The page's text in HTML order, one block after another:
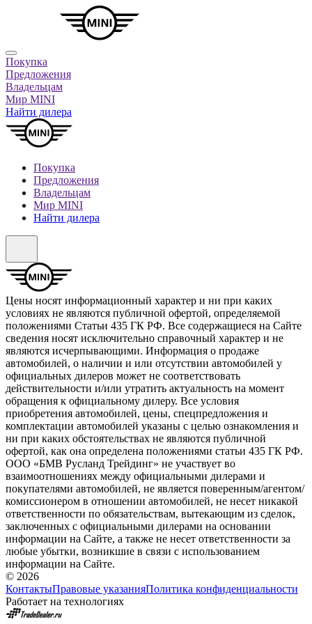
Покупка
Предложения
Владельцам
Мир MINI
Найти дилера
Покупка
Предложения
Владельцам
Мир MINI
Найти дилера
Цены носят информационный характер и ни при каких
условиях не являются публичной офертой, определяемой
положениями Статьи 435 ГК РФ. Все содержащиеся на Сайте
сведения носят исключительно справочный характер и не
являются исчерпывающими. Информация о продаже
автомобилей, о наличии и или отсутствии автомобилей у
официальных дилеров может не соответствовать
действительности и/или утратить актуальность на момент
обращения к официальному дилеру. Все условия
приобретения автомобилей, цены, спецпредложения и
комплектации автомобилей указаны с целью ознакомления и
ни при каких обстоятельствах не являются публичной
офертой, как она определена положениями статьи 435 ГК РФ.
ООО «БМВ Русланд Трейдинг» не участвует во
взаимоотношениях между официальными дилерами и
покупателями автомобилей, не является поверенным/агентом/
комиссионером в отношении автомобилей, не несет никакой
ответственности по обязательствам, вытекающим из сделок,
заключенных с официальными дилерами на основании
информации на Сайте, а также не несет ответственности за
любые убытки, возникшие в связи с использованием
информации на Сайте.
© 2026
КонтактыПравовые указанияПолитика конфиденциальности
Работает на технологиях